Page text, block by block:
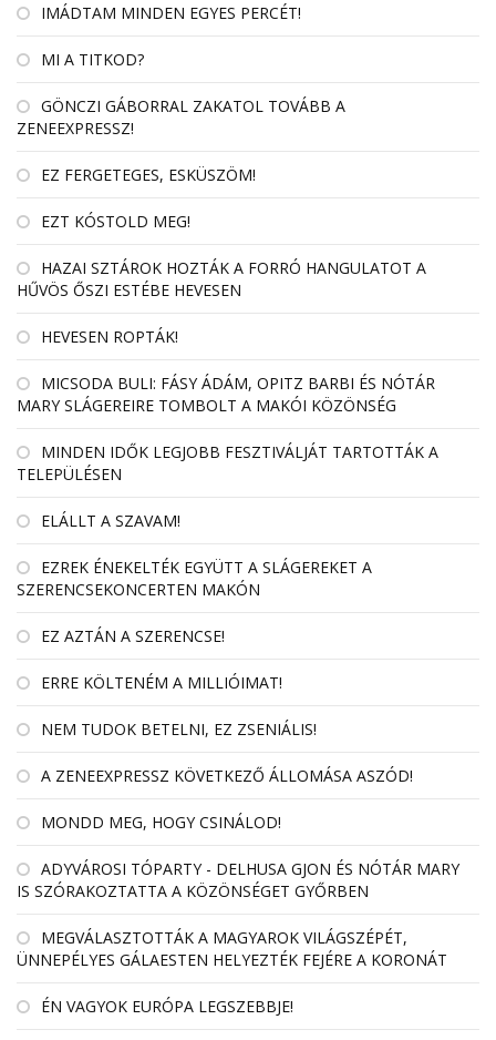
IMÁDTAM MINDEN EGYES PERCÉT!
MI A TITKOD?
GÖNCZI GÁBORRAL ZAKATOL TOVÁBB A
ZENEEXPRESSZ!
EZ FERGETEGES, ESKÜSZÖM!
EZT KÓSTOLD MEG!
HAZAI SZTÁROK HOZTÁK A FORRÓ HANGULATOT A
HŰVÖS ŐSZI ESTÉBE HEVESEN
HEVESEN ROPTÁK!
MICSODA BULI: FÁSY ÁDÁM, OPITZ BARBI ÉS NÓTÁR
MARY SLÁGEREIRE TOMBOLT A MAKÓI KÖZÖNSÉG
MINDEN IDŐK LEGJOBB FESZTIVÁLJÁT TARTOTTÁK A
TELEPÜLÉSEN
ELÁLLT A SZAVAM!
EZREK ÉNEKELTÉK EGYÜTT A SLÁGEREKET A
SZERENCSEKONCERTEN MAKÓN
EZ AZTÁN A SZERENCSE!
ERRE KÖLTENÉM A MILLIÓIMAT!
NEM TUDOK BETELNI, EZ ZSENIÁLIS!
A ZENEEXPRESSZ KÖVETKEZŐ ÁLLOMÁSA ASZÓD!
MONDD MEG, HOGY CSINÁLOD!
ADYVÁROSI TÓPARTY - DELHUSA GJON ÉS NÓTÁR MARY
IS SZÓRAKOZTATTA A KÖZÖNSÉGET GYŐRBEN
MEGVÁLASZTOTTÁK A MAGYAROK VILÁGSZÉPÉT,
ÜNNEPÉLYES GÁLAESTEN HELYEZTÉK FEJÉRE A KORONÁT
ÉN VAGYOK EURÓPA LEGSZEBBJE!